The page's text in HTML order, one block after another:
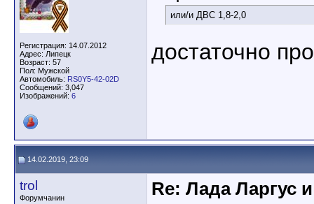
Регистрация: 14.07.2012
Адрес: Липецк
Возраст: 57
Пол: Мужской
Автомобиль: RS0Y5-42-02D
Сообщений: 3,047
Изображений: 6
или/и ДВС 1,8-2,0
достаточно
14.02.2019, 23:09
trol
Форумчанин Re: Лада Ларгус